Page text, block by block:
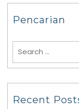
Pencarian
Recent